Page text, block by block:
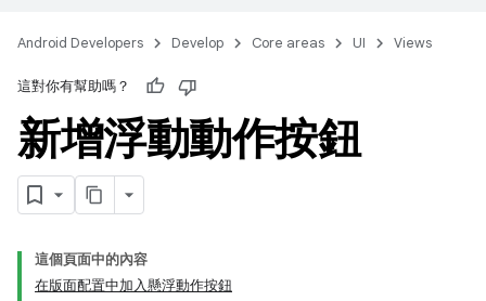
Android Developers Develop Core areas UI Views
這對你有幫助嗎？
新增浮動動作按鈕
這個頁面中的內容
在版面配置中加入懸浮動作按鈕